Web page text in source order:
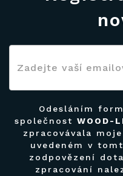
Odesláním
společnost WOOD-
zpracovávala
uvedeném v
zodpovězení
zpracování